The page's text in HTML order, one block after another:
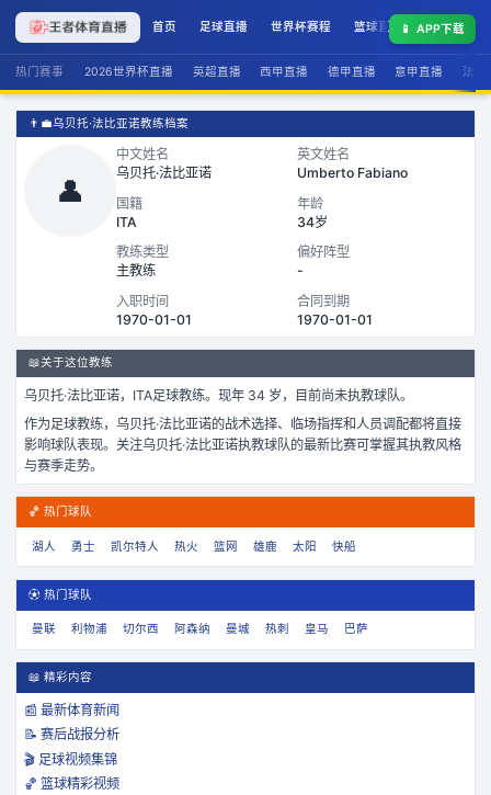
首页 足球直播 世界杯赛程 篮球直播 联赛积分
📱 APP下载
热门赛事 2026世界杯直播 英超直播 西甲直播 德甲直播 意甲直播 法甲
👨‍💼乌贝托·法比亚诺教练档案
👤
中文姓名
乌贝托·法比亚诺
英文姓名
Umberto Fabiano
国籍
ITA
年龄
34岁
教练类型
主教练
偏好阵型
-
入职时间
1970-01-01
合同到期
1970-01-01
📖关于这位教练
乌贝托·法比亚诺， ITA足球教练。 现年 34 岁，
目前尚未执教球队。
作为足球教练， 乌贝托·法比亚诺的战术选择、临场指挥和人员调配都将直接
影响球队表现。关注乌贝托·法比亚诺执教球队的最新比赛可掌握其执教风格
与赛季走势。
🏀 热门球队
湖人 勇士 凯尔特人 热火 篮网 雄鹿 太阳 快船
⚽ 热门球队
曼联 利物浦 切尔西 阿森纳 曼城 热刺 皇马 巴萨
📖 精彩内容
📰 最新体育新闻
📝 赛后战报分析
🎬 足球视频集锦
🏀 篮球精彩视频